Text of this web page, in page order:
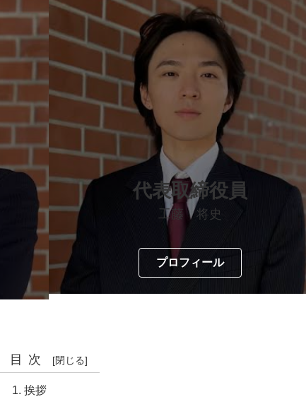
代表取締役員
工藤 将史
プロフィール
目次
挨拶